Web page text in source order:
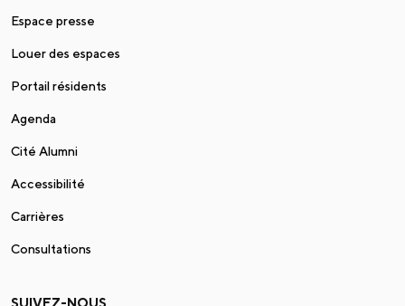
Espace presse
Louer des espaces
Portail résidents
Agenda
Cité Alumni
Accessibilité
Carrières
Consultations
SUIVEZ-NOUS